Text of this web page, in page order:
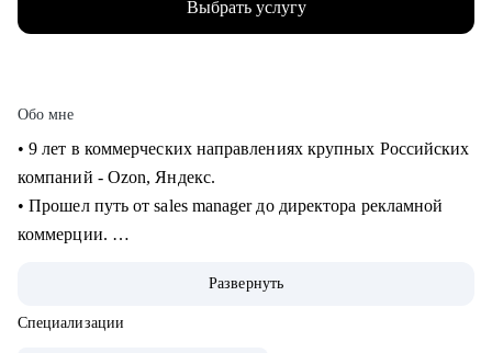
Выбрать услугу
Обо мне
• 9 лет в коммерческих направлениях крупных Российских
компаний - Ozon, Яндекс.
• Прошел путь от sales manager до директора рекламной
коммерции.
• Выстраивание направлений с нуля, регламенты, KPI,
мотивация.
Развернуть
Специализации